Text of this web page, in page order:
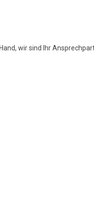
wir sind Ihr